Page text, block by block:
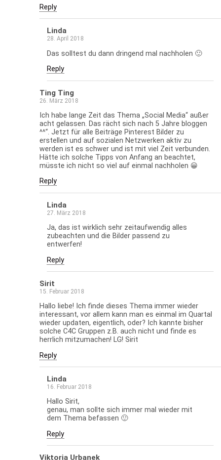
Reply
Linda
28. April 2018
Das solltest du dann dringend mal nachholen 🙂
Reply
Ting Ting
26. März 2018
Ich habe lange Zeit das Thema „Social Media“ außer
acht gelassen. Das rächt sich nach 5 Jahre bloggen
^^“. Jetzt für alle Beiträge Pinterest Bilder zu
erstellen und auf sozialen Netzwerken aktiv zu
werden ist es schwer und ist mit viel Zeit verbunden.
Hätte ich solche Tipps von Anfang an beachtet,
müsste ich nicht so viel auf einmal nachholen 😀
Reply
Linda
27. März 2018
Ja, das ist wirklich sehr zeitaufwendig alles
zubeachten und die Bilder passend zu
entwerfen!
Reply
Sirit
15. Februar 2018
Hallo liebe! Ich finde dieses Thema immer wieder
interessant, vor allem kann man es einmal im Quartal
wieder updaten, eigentlich, oder? Ich kannte bisher
solche C4C Gruppen z.B. auch nicht und finde es
herrlich mitzumachen! LG! Sirit
Reply
Linda
16. Februar 2018
Hallo Sirit,
genau, man sollte sich immer mal wieder mit
dem Thema befassen 🙂
Reply
Viktoria Urbanek